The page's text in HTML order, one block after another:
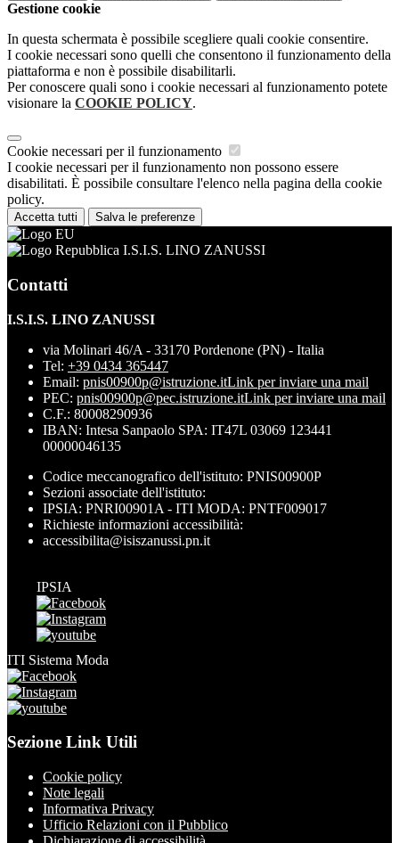
Gestione cookie
In questa schermata è possibile scegliere quali cookie consentire.
I cookie necessari sono quelli che consentono il funzionamento della
piattaforma e non è possibile disabilitarli.
Per conoscere quali sono i cookie necessari al funzionamento potete
visionare la COOKIE POLICY.
Cookie necessari per il funzionamento
I cookie necessari per il funzionamento non possono essere
disabilitati. È possibile consultare l'elenco nella pagina della cookie
policy.
Accetta tutti Salva le preferenze
I.S.I.S. LINO ZANUSSI
Contatti
I.S.I.S. LINO ZANUSSI
via Molinari 46/A - 33170 Pordenone (PN) - Italia
Tel: +39 0434 365447
Email: pnis00900p@istruzione.itLink per inviare una mail
PEC: pnis00900p@pec.istruzione.itLink per inviare una mail
C.F.: 80008290936
IBAN: Intesa Sanpaolo SPA: IT47L 03069 123441
00000046135
Codice meccanografico dell'istituto: PNIS00900P
Sezioni associate dell'istituto:
IPSIA: PNRI00901A - ITI MODA: PNTF009017
Richieste informazioni accessibilità:
accessibilita@isiszanussi.pn.it
IPSIA
ITI Sistema Moda
Sezione Link Utili
Cookie policy
Note legali
Informativa Privacy
Ufficio Relazioni con il Pubblico